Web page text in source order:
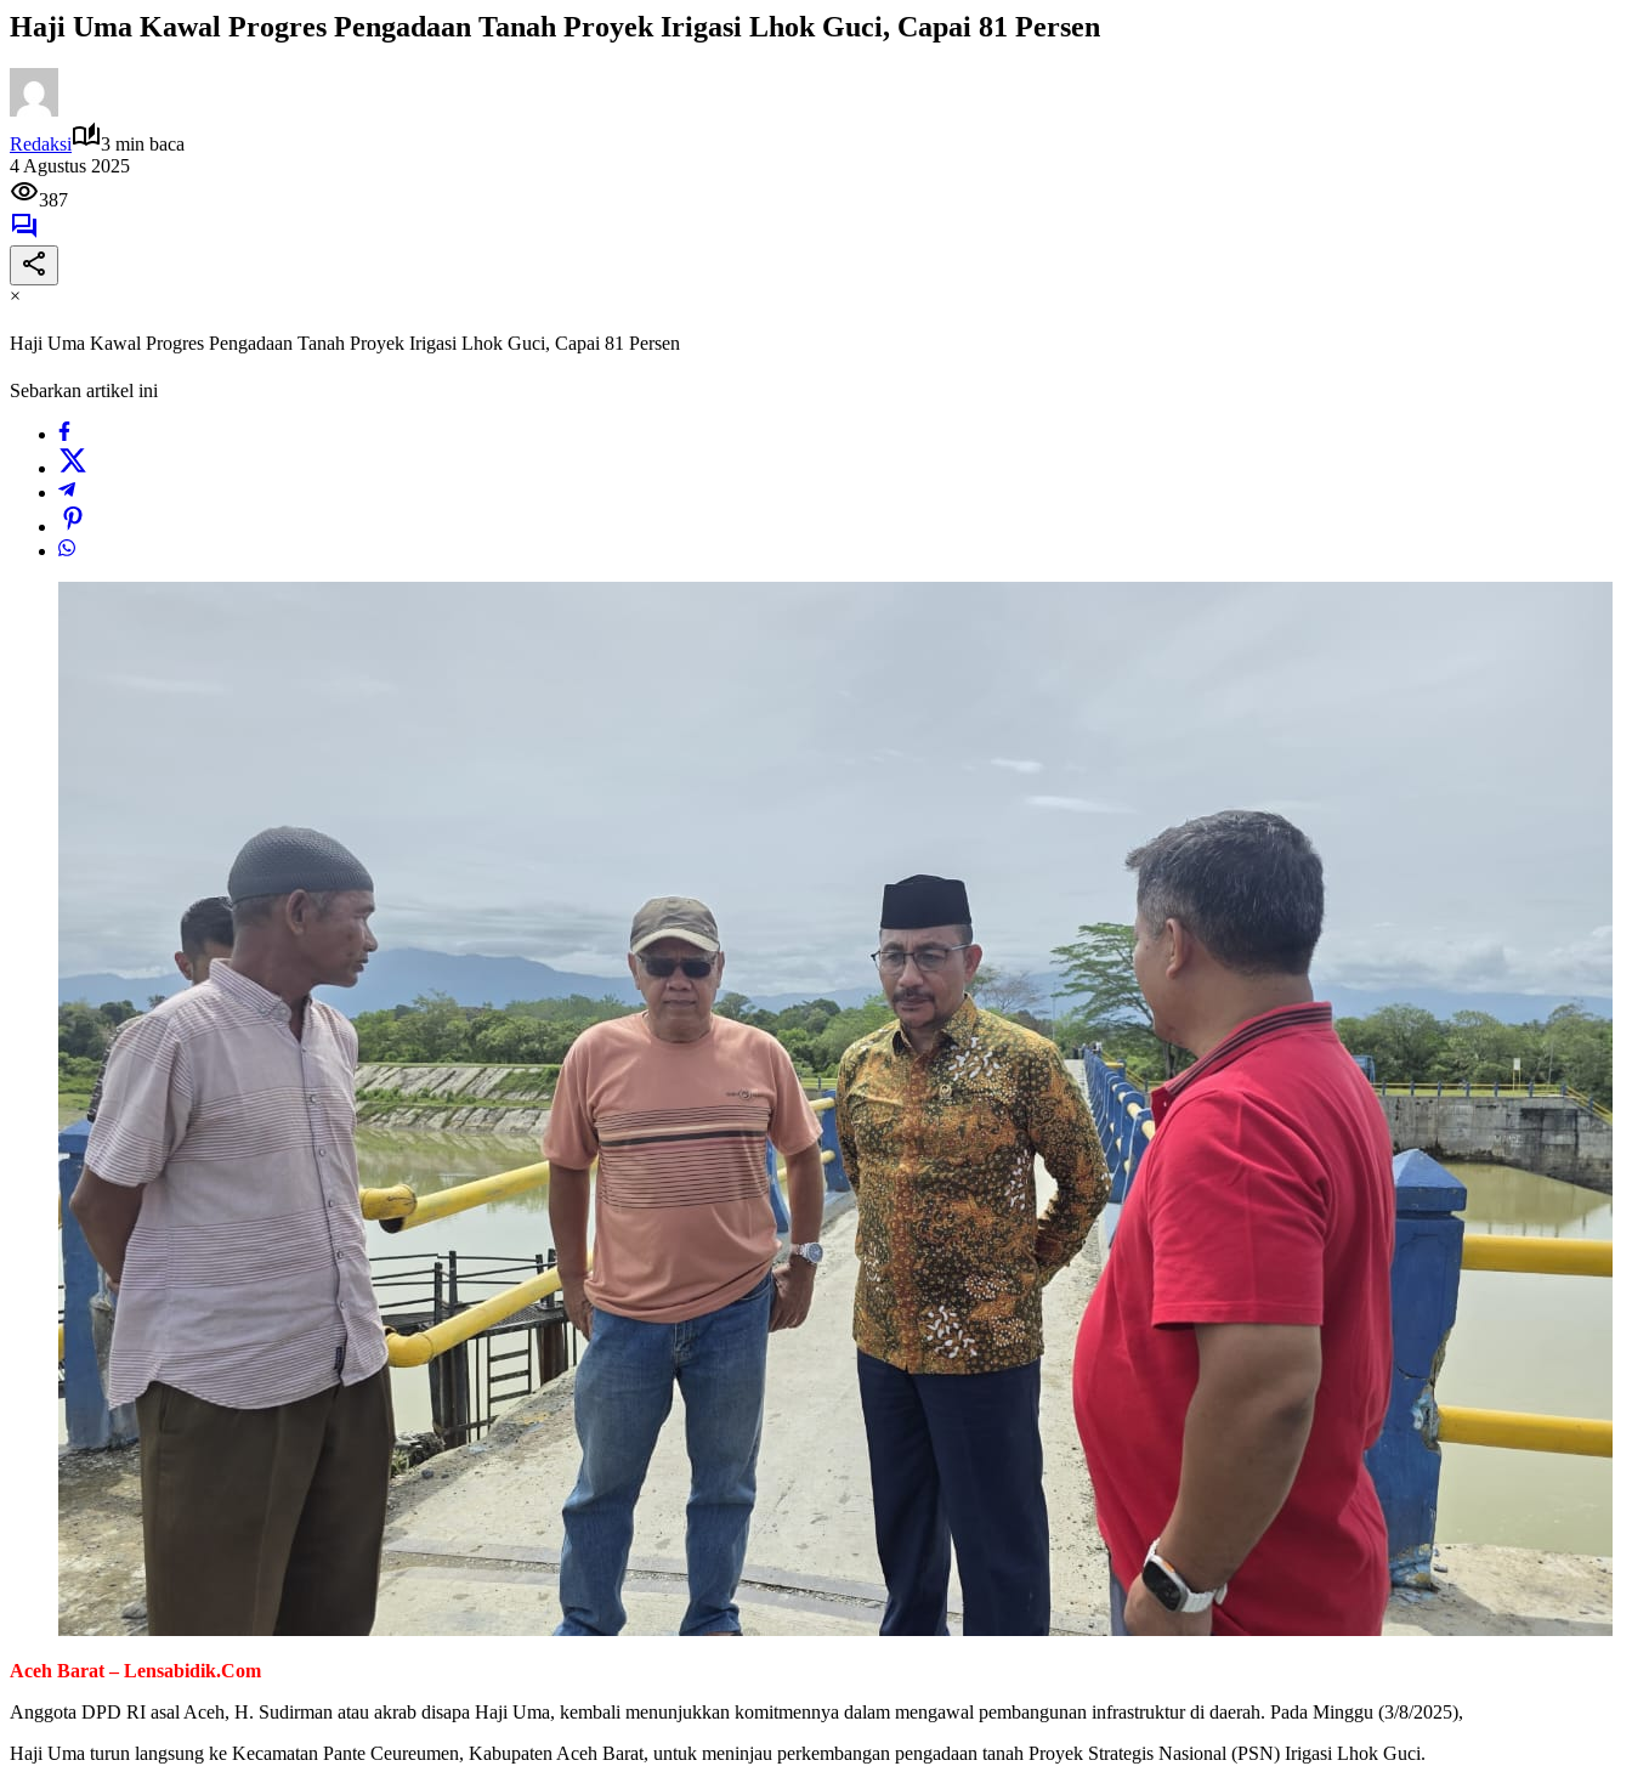
Haji Uma Kawal Progres Pengadaan Tanah Proyek Irigasi Lhok Guci, Capai 81 Persen
Redaksi
3 min baca
4 Agustus 2025
387
×
Haji Uma Kawal Progres Pengadaan Tanah Proyek Irigasi Lhok Guci, Capai 81 Persen
Sebarkan artikel ini
Aceh Barat – Lensabidik.Com
Anggota DPD RI asal Aceh, H. Sudirman atau akrab disapa Haji Uma, kembali menunjukkan komitmennya dalam mengawal pembangunan infrastruktur di daerah. Pada Minggu (3/8/2025),
Haji Uma turun langsung ke Kecamatan Pante Ceureumen, Kabupaten Aceh Barat, untuk meninjau perkembangan pengadaan tanah Proyek Strategis Nasional (PSN) Irigasi Lhok Guci.